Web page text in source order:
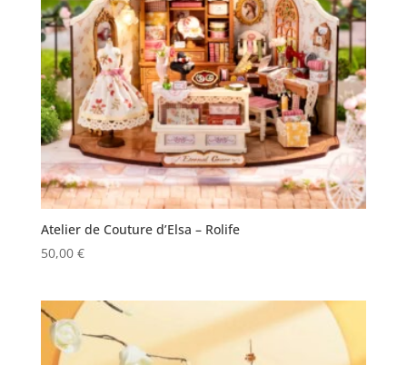
Atelier de Couture d’Elsa – Rolife
50,00 €